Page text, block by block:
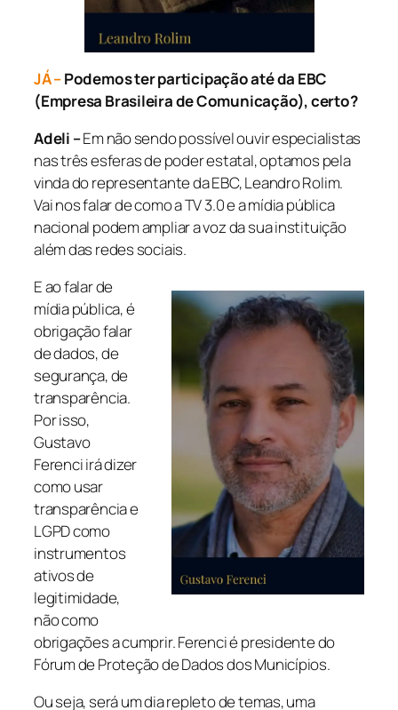
JÁ –Podemos ter participação até da EBC
(Empresa Brasileira de Comunicação), certo?
Adeli –Em não sendo possível ouvir especialistas
nas três esferas de poder estatal, optamos pela
vinda do representante da EBC, Leandro Rolim.
Vai nos falar de como a TV 3.0 e a mídia pública
nacional podem ampliar a voz da sua instituição
além das redes sociais.
E ao falar de
mídia pública, é
obrigação falar
de dados, de
segurança, de
transparência.
Por isso,
Gustavo
Ferenci irá dizer
como usar
transparência e
LGPD como
instrumentos
ativos de
legitimidade,
não como
obrigações a cumprir. Ferenci é presidente do
Fórum de Proteção de Dados dos Municípios.
Ou seja, será um dia repleto de temas, uma